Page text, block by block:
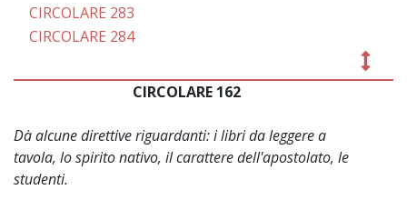
CIRCOLARE 283
CIRCOLARE 284
CIRCOLARE 162
Dà alcune direttive riguardanti: i libri da leggere a
tavola, lo spirito nativo, il carattere dell'apostolato, le
studenti.